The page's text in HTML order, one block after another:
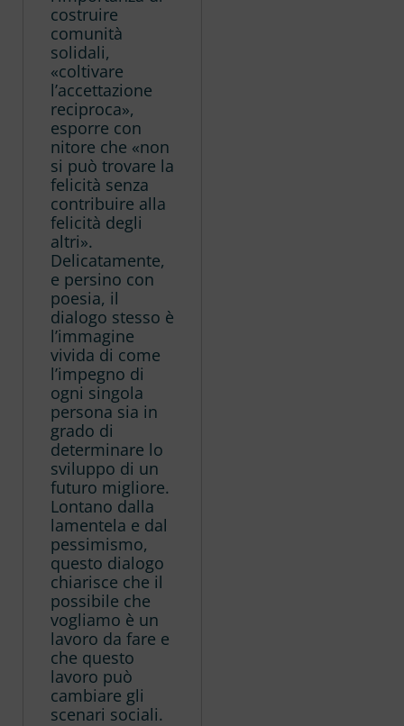
costruire
comunità
solidali,
«coltivare
l’accettazione
reciproca»,
esporre con
nitore che «non
si può trovare la
felicità senza
contribuire alla
felicità degli
altri».
Delicatamente,
e persino con
poesia, il
dialogo stesso è
l’immagine
vivida di come
l’impegno di
ogni singola
persona sia in
grado di
determinare lo
sviluppo di un
futuro migliore.
Lontano dalla
lamentela e dal
pessimismo,
questo dialogo
chiarisce che il
possibile che
vogliamo è un
lavoro da fare e
che questo
lavoro può
cambiare gli
scenari sociali.